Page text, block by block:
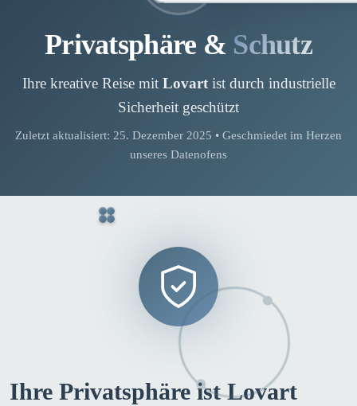
Privatsphäre & Schutz
Ihre kreative Reise mit Lovartist durch industrielle
Sicherheit geschützt
Zuletzt aktualisiert: 25. Dezember 2025 • Geschmiedet im Herzen
unseres Datenofens
Ihre Privatsphäre ist Lovart